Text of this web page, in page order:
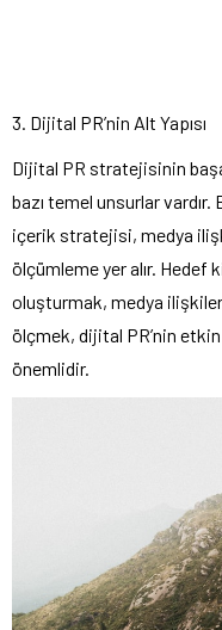
3. Dijital PR’nin Alt Yapısı
Dijital PR stratejisinin
bazı temel unsurlar
içerik stratejisi, medya
ölçümleme yer alır. Hedef
oluşturmak, medya
ölçmek, dijital PR’nin
önemlidir.